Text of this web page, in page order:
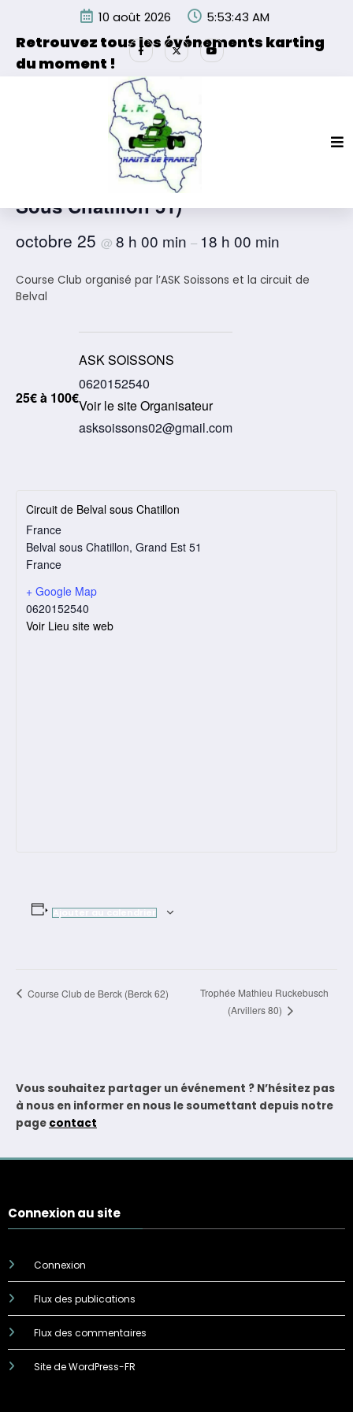
contenu
10 août 2026 5:53:43 AM
Retrouvez tous les événements karting
du moment !
Les événements organisés par la Ligue de Karting des
Hauts de France et de ses partenaires.
« Tous les Évènements
TROPHEE DE CHAMPAGNE (Belval
Sous Chatillon 51)
octobre 25 @ 8 h 00 min – 18 h 00 min
Course Club organisé par l’ASK Soissons et la circuit de
Belval
25€ à 100€
ASK SOISSONS
0620152540
Voir le site Organisateur
asksoissons02@gmail.com
Circuit de Belval sous Chatillon
France
Belval sous Chatillon, Grand Est 51
France
+ Google Map
0620152540
Voir Lieu site web
Ajouter au calendrier
Navigation
Course Club de Berck (Berck 62)
Trophée Mathieu Ruckebusch
(Arvillers 80)
Vous souhaitez partager un événement ? N’hésitez pas
à nous en informer en nous le soumettant depuis notre
page contact
Connexion au site
Connexion
Flux des publications
Flux des commentaires
Site de WordPress-FR